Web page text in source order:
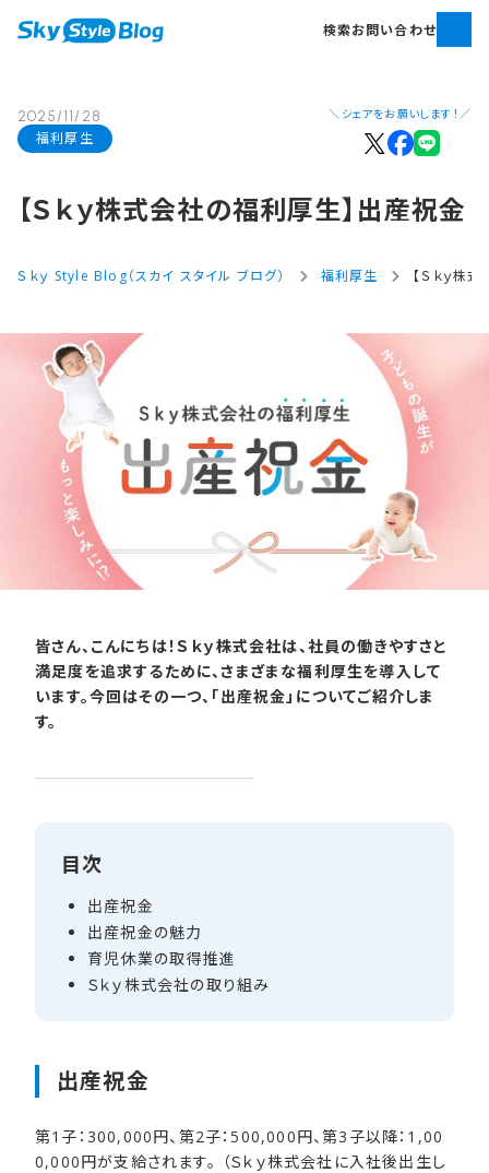
検索お問い合わせ
福利厚生
2025/11/28 ＼シェアをお願いします！／
【Ｓｋｙ株式会社の​福利厚生】出産祝金
Ｓｋｙ Style Blog（スカイ スタイル ブログ） 福利厚生 【Ｓｋｙ株
皆さん、こんにちは！Ｓｋｙ株式会社は、社員の働きやすさと
満足度を追求するために、さまざまな福利厚生を導入して
います。今回はその一つ、「出産祝金」についてご紹介しま
す。
目次
出産祝金
出産祝金の​魅力
育児休業の​取得推進
Ｓｋｙ株式会社の​取り組み
出産祝金
第1子：300,000円、第2子：500,000円、第3子以降：1,00
0,000円が支給されます。 （Ｓｋｙ株式会社に入社後出生し